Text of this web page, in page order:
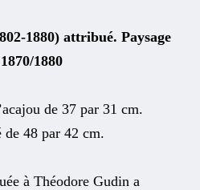
1880) attribué. Paysage
1880
de 37 par 31 cm.
de 48 par 42 cm.
à Théodore Gudin a